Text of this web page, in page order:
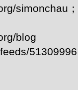
simonchau
blog
51309996